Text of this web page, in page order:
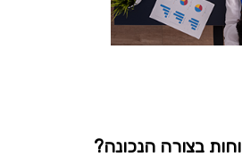
בצורה הנכונה?